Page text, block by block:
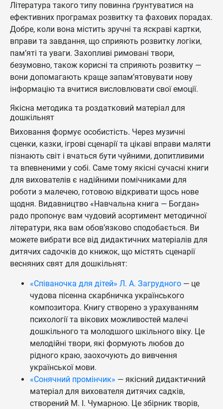
Література такого типу повинна ґрунтуватися на
ефективних програмах розвитку та фахових порадах.
Добре, коли вона містить зручні та яскраві картки,
вправи та завдання, що сприяють розвитку логіки,
пам’яті та уваги. Захопливі римовані твори,
безумовно, також корисні та сприяють розвитку —
вони допомагають краще запам’ятовувати нову
інформацію та вчитися висловлювати свої емоції.
Якісна методика та роздатковий матеріал для
дошкільнят
Виховання формує особистість. Через музичні
сценки, казки, ігрові сценарії та цікаві вправи маляти
пізнають світ і вчаться бути чуйними, допитливими
та впевненими у собі. Саме тому якісні сучасні книги
для вихователів є надійними помічниками для
роботи з малечею, готовою відкривати щось нове
щодня. Видавництво «Навчальна книга — Богдан»
радо пропонує вам чудовий асортимент методичної
літератури, яка вам обов’язково сподобається. Ви
можете вибрати все від дидактичних матеріалів для
дитячих садочків до книжок, що містять сценарії
весняних свят для дошкільнят:
«Співаночка для дітей» Л. А. Загрудного — це
чудова пісенна скарбничка українського
композитора. Книгу створено з урахуванням
психології та вікових можливостей малечі
дошкільного та молодшого шкільного віку. Це
мелодійні твори, які формують любов до
рідного краю, заохочують до вивчення
української мови.
«Сонячний промінчик» — якісний дидактичний
матеріал для вихователя дитячих садків,
створений М. І. Чумарною. Це збірник творів,